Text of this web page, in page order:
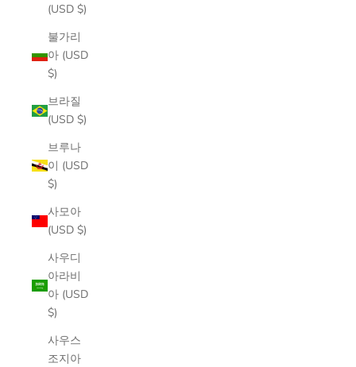
(USD $)
불가리
아 (USD
$)
브라질
(USD $)
브루나
이 (USD
$)
사모아
(USD $)
사우디
아라비
아 (USD
$)
사우스
조지아